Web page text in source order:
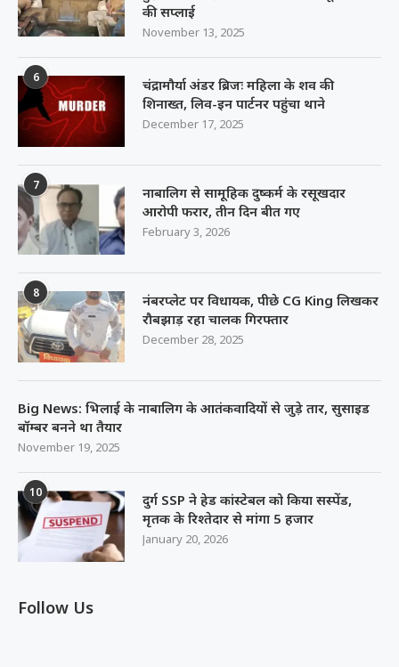
की सप्लाई
November 13, 2025
6
चंद्रामौर्या अंडर ब्रिजः महिला के शव की
शिनाख्त, लिव-इन पार्टनर पहुंचा थाने
December 17, 2025
7
नाबालिग से सामूहिक दुष्कर्म के रसूखदार
आरोपी फरार, तीन दिन बीत गए
February 3, 2026
8
नंबरप्लेट पर विधायक, पीछे CG King लिखकर
रौबझाड़ रहा चालक गिरफ्तार
December 28, 2025
Big News: भिलाई के नाबालिग के आतंकवादियों से जुड़े तार, सुसाइड
बॉम्बर बनने था तैयार
November 19, 2025
10
दुर्ग SSP ने हेड कांस्टेबल को किया सस्पेंड,
मृतक के रिश्तेदार से मांगा 5 हजार
January 20, 2026
Follow Us